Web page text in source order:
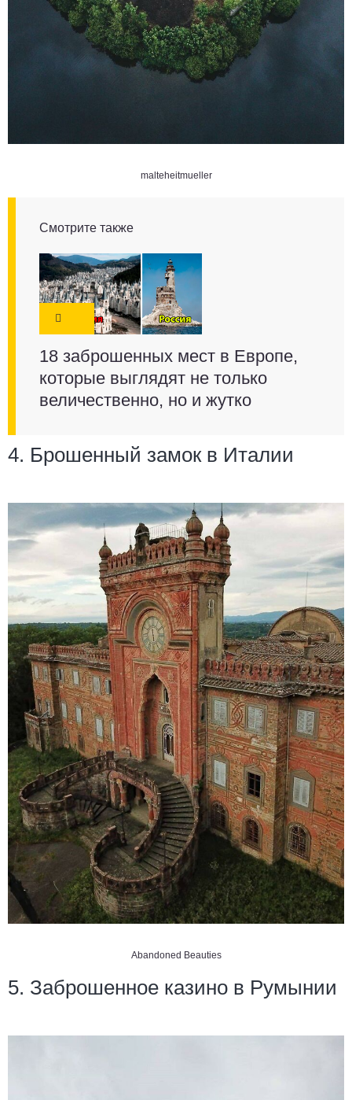
malteheitmueller
Смотрите также
18 заброшенных мест в Европе,
которые выглядят не только
величественно, но и жутко
4. Брошенный замок в Италии
Abandoned Beauties
5. Заброшенное казино в Румынии